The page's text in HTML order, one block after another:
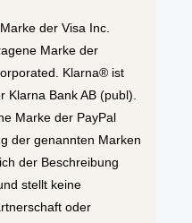
der Visa Inc.
Marke der
Klarna® ist
Bank AB (publ).
Marke der PayPal
der genannten Marken
der Beschreibung
stellt keine
oder